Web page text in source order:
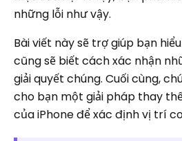
những lỗi như vậy.
Bài viết này sẽ trợ giúp bạn
cũng sẽ biết cách xác nhận
giải quyết chúng. Cuối cùng,
cho bạn một giải pháp thay
của iPhone để xác định vị trí